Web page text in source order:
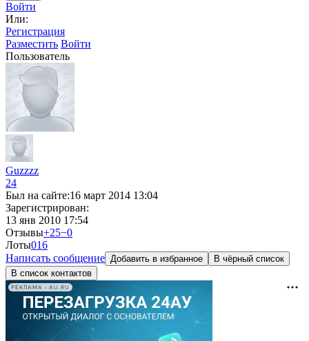
Войти
Или:
Регистрация
Разместить Войти
Пользователь
Guzzzz
24
Был на сайте:16 март 2014 13:04
Зарегистрирован:
13 янв 2010 17:54
Отзывы+25−0
Лоты016
Написать сообщение Добавить в избранное
В чёрный список
В список контактов
РЕКЛАМА • AU.RU